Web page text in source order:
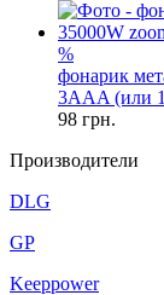
%
фонарик
3AAA (или
98 грн.
Производители
DLG
GP
Keeppower